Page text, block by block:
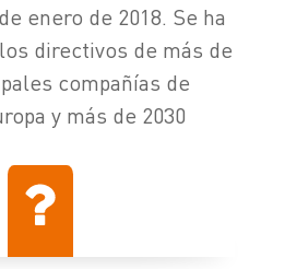
enero de 2018. Se ha
directivos de más de
compañías de
y más de 2030